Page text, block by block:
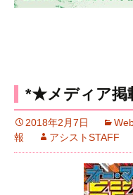
*★メディア掲
2018年2月7日
報
アシストSTAFF